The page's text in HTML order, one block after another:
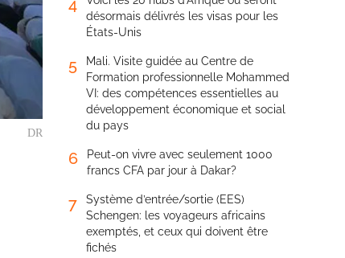
DR
4
désormais délivrés les visas pour les
États-Unis
5
Mali. Visite guidée au Centre de
Formation professionnelle Mohammed
VI: des compétences essentielles au
développement économique et social
du pays
6
Peut-on vivre avec seulement 1000
francs CFA par jour à Dakar?
7
Système d’entrée/sortie (EES)
Schengen: les voyageurs africains
exemptés, et ceux qui doivent être
fichés